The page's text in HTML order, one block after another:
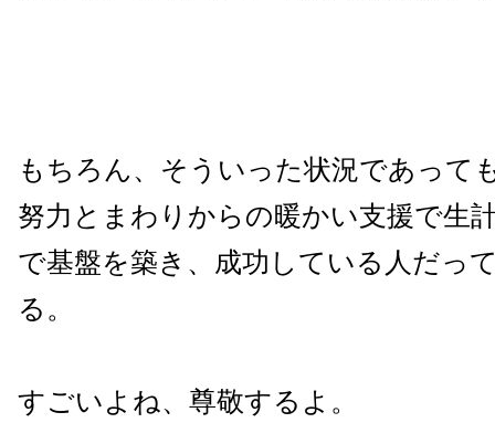
もちろん、そういった状況であって
努力とまわりからの暖かい支援で生
で基盤を築き、成功している人だっ
る。
すごいよね、尊敬するよ。